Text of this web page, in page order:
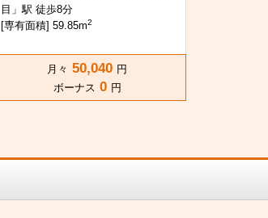
目」駅 徒歩8分
[専有面積] 59.85m2
月々 50,040 円
ボーナス 0 円